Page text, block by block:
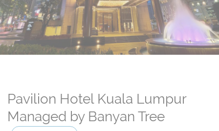
Pavilion Hotel Kuala Lumpur
Managed by Banyan Tree